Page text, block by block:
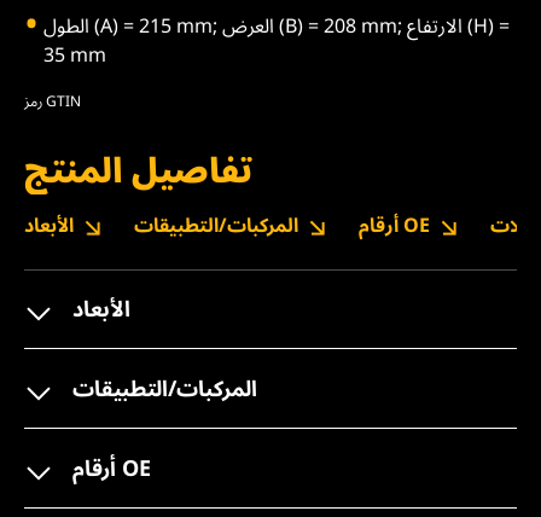
الطول (A) = 215 mm; العرض (B) = 208 mm; الارتفاع (H) =
35 mm
رمز GTIN
تفاصيل المنتج
الأبعاد المركبات/التطبيقات أرقام OE
الأبعاد
المركبات/التطبيقات
أرقام OE